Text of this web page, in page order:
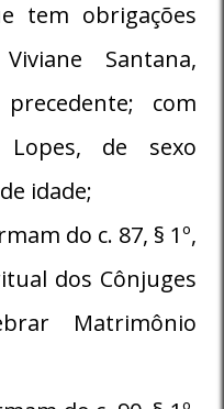
tem obrigações
Santana,
com
Lopes, de sexo
idade;
do c. 87, § 1º,
dos Cônjuges
Matrimônio